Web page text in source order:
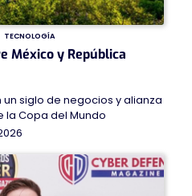
TECNOLOGÍA
México y República
siglo de negocios y alianza
Copa del Mundo